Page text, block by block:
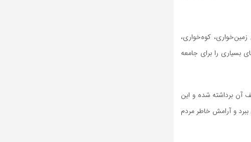
کوه‌خواری،
بسیاری را برای جامعه
آن برداشته شده و این
و آرامش خاطر مردم